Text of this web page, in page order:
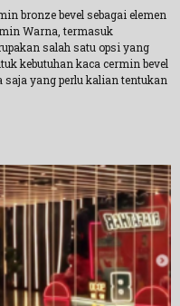
bronze bevel sebagai elemen
Warna, termasuk
salah satu opsi yang
kebutuhan kaca cermin bevel
saja yang perlu kalian tentukan